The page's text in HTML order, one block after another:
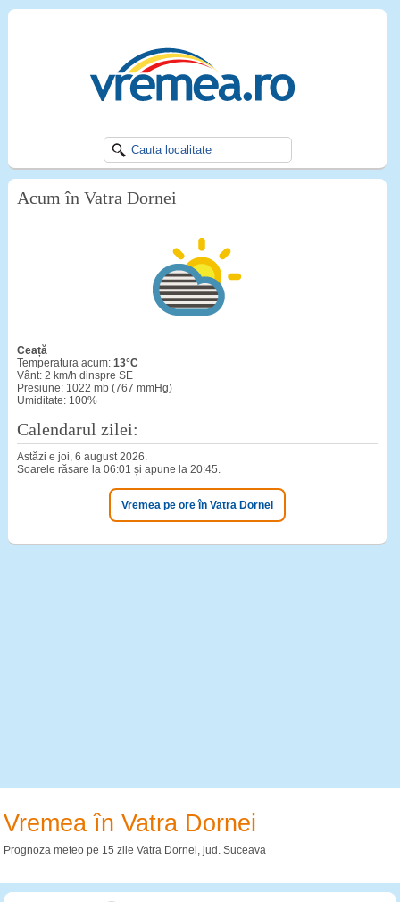
Acum în Vatra Dornei
ceață
Temperatura acum: 13°C
Vânt: 2 km/h dinspre SE
Presiune: 1022 mb (767 mmHg)
Umiditate: 100%
Calendarul zilei:
Astăzi e joi, 6 august 2026.
Soarele răsare la 06:01 și apune la 20:45.
Vremea pe ore în Vatra Dornei
Vremea în Vatra Dornei
Prognoza meteo pe 15 zile Vatra Dornei, jud. Suceava